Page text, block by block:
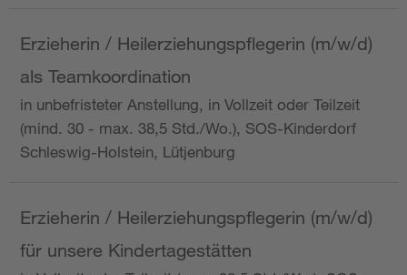
Erzieherin / Heilerziehungspflegerin (m/w/d)
als Teamkoordination
in unbefristeter Anstellung, in Vollzeit oder Teilzeit
(mind. 30 - max. 38,5 Std./Wo.), SOS-Kinderdorf
Schleswig-Holstein, Lütjenburg
Erzieherin / Heilerziehungspflegerin (m/w/d)
für unsere Kindertagestätten